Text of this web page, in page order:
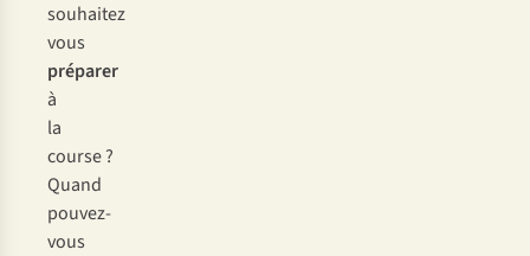
souhaitez
vous
préparer
à
la
course ?
Quand
pouvez-
vous